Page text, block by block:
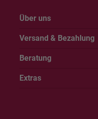
Über uns
Versand & Bezahlung
Beratung
Extras